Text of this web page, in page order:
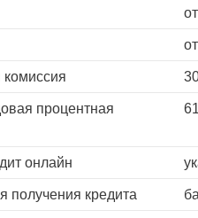
от
процентная
онлайн
получения кредита